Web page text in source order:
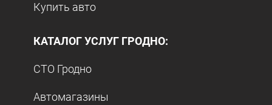
Купить авто
КАТАЛОГ УСЛУГ ГРОДНО:
СТО Гродно
Автомагазины